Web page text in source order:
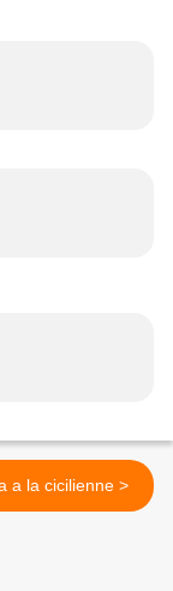
caponata a la cicilienne >